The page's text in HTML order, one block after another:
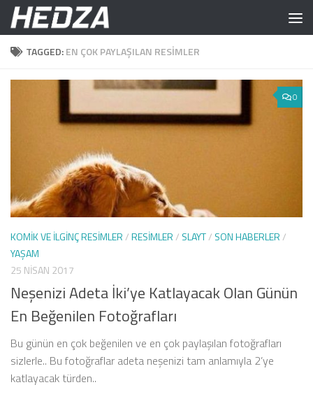
Skip to content
TAGGED:EN ÇOK PAYLAŞILAN RESIMLER
0
KOMIK VE İLGINÇ RESIMLER/RESIMLER/ SLAYT/ SON HABERLER/
YAŞAM
25 NISAN 2017
Neşenizi Adeta İki’ye Katlayacak Olan Günün
En Beğenilen Fotoğrafları
Bu günün en çok beğenilen ve en çok paylaşılan fotoğrafları
sizlerle.. Bu fotoğraflar adeta neşenizi tam anlamıyla 2’ye
katlayacak türden..